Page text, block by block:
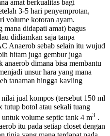
amat berkualitas bagi
3-5 hari penyemprotan,
volume kotoran ayam.
didapati amat) bagus
didiamkan saja tanpa
Anaerob sebab selain itu wujud
hitam juga gembur juga
dimana bisa membantu
unsur hara yang mana
tanaman hingga kavling
jual kompos (tersebut 150 ml
botol atau sekali tuang
volume septic tank 4 m3 .
itu pada setiap closet dengan